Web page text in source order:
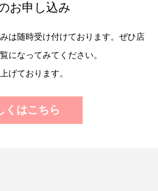
お申し込み
は随時受け付けております。ぜひ店
になってみてください。
げております。
くはこちら